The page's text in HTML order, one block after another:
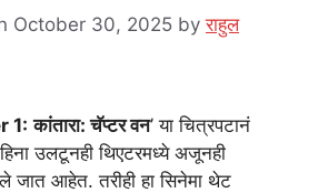
October 30, 2025 byराहुल
1: कांतारा: चॅप्टर वन’ या चित्रपटानं
उलटूनही थिएटरमध्ये अजूनही
आहेत. तरीही हा सिनेमा थेट